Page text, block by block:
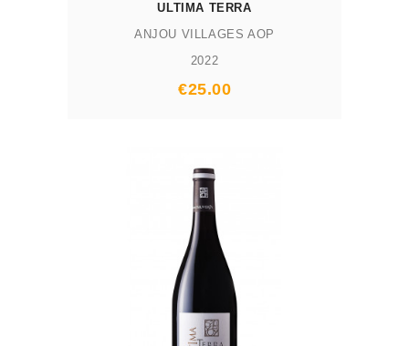
ULTIMA TERRA
ANJOU VILLAGES AOP
2022
Prix
€25.00